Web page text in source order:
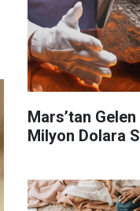
Mars’tan
Milyon Dolara